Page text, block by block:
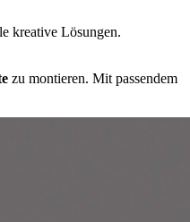
kreative Lösungen.
zu montieren. Mit passendem